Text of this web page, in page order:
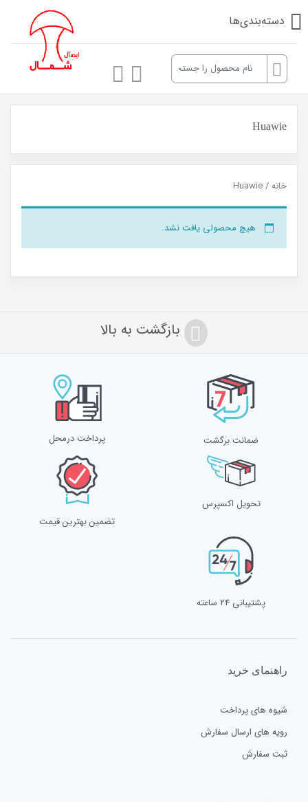
دسته‌بندی‌ها
Huawie
خانه/ Huawie
هیچ محصولی یافت نشد.
بازگشت به بالا
ضمانت برگشت پرداخت درمحل
تحویل اکسپرس
تضمین بهترین قیمت
پشتیبانی 24 ساعته
راهنمای خرید
شیوه های پرداخت
رویه های ارسال سفارش
ثبت سفارش